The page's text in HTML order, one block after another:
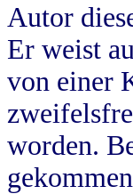
Autor
Er weist
von einer
worden.